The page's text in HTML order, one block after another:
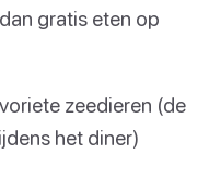
gratis eten op
zeedieren (de
het diner)